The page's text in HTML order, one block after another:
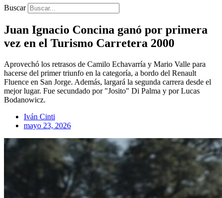
Buscar
Juan Ignacio Concina ganó por primera
vez en el Turismo Carretera 2000
Aprovechó los retrasos de Camilo Echavarría y Mario Valle para
hacerse del primer triunfo en la categoría, a bordo del Renault
Fluence en San Jorge. Además, largará la segunda carrera desde el
mejor lugar. Fue secundado por "Josito" Di Palma y por Lucas
Bodanowicz.
Iván Cinti
mayo 23, 2026